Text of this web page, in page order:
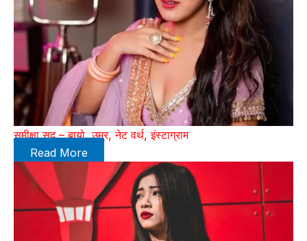
समीक्षा सूद – बायो, उम्र, नेट वर्थ, इंस्टाग्राम
Read More